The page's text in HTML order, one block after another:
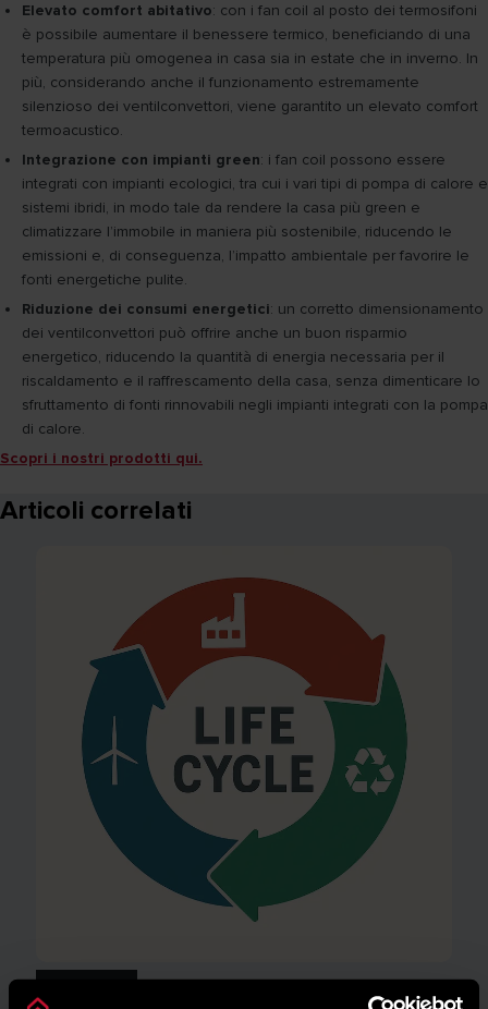
Elevato comfort abitativo: con i fan coil al posto dei termosifoni
è possibile aumentare il benessere termico, beneficiando di una
temperatura più omogenea in casa sia in estate che in inverno. In
più, considerando anche il funzionamento estremamente
silenzioso dei ventilconvettori, viene garantito un elevato comfort
termoacustico.
Integrazione con impianti green: i fan coil possono essere
integrati con impianti ecologici, tra cui i vari tipi di pompa di calore e
sistemi ibridi, in modo tale da rendere la casa più green e
climatizzare l’immobile in maniera più sostenibile, riducendo le
emissioni e, di conseguenza, l’impatto ambientale per favorire le
fonti energetiche pulite.
Riduzione dei consumi energetici: un corretto dimensionamento
dei ventilconvettori può offrire anche un buon risparmio
energetico, riducendo la quantità di energia necessaria per il
riscaldamento e il raffrescamento della casa, senza dimenticare lo
sfruttamento di fonti rinnovabili negli impianti integrati con la pompa
di calore.
Scopri i nostri prodotti qui.
Articoli correlati